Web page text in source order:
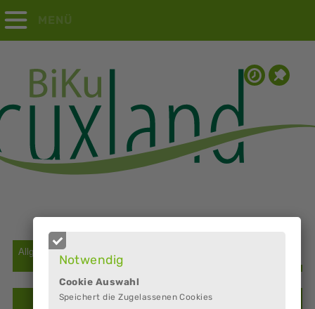
Notwendig
Cookie Auswahl
Speichert die Zugelassenen Cookies
MENÜ